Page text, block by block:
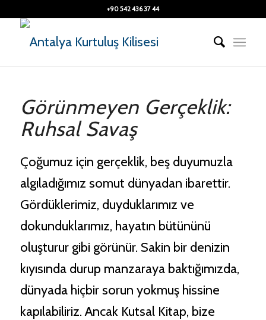
+90 542 436 37 44
Görünmeyen Gerçeklik:
Ruhsal Savaş
Çoğumuz için gerçeklik, beş duyumuzla
algıladığımız somut dünyadan ibarettir.
Gördüklerimiz, duyduklarımız ve
dokunduklarımız, hayatın bütününü
oluşturur gibi görünür. Sakin bir denizin
kıyısında durup manzaraya baktığımızda,
dünyada hiçbir sorun yokmuş hissine
kapılabiliriz. Ancak Kutsal Kitap, bize
Çevrimiçi ×